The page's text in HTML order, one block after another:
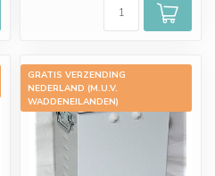
GRATIS VERZENDING
NEDERLAND (M.U.V.
WADDENEILANDEN)
-15%